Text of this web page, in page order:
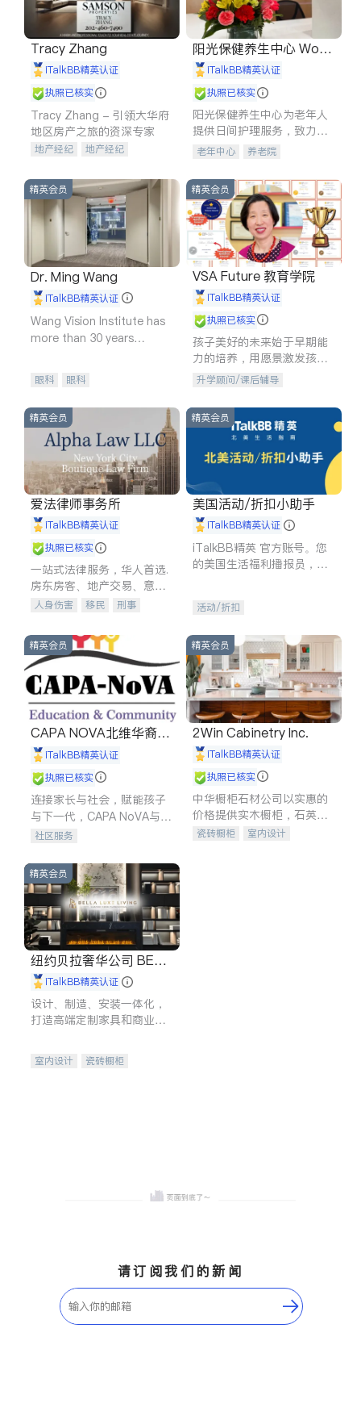
Tracy Zhang
iTalkBB精英认证
执照已核实
Tracy Zhang - 引领大华府
地区房产之旅的资深专家
地产经纪
地产经纪
商铺租售
开发商建商
阳光保健养生中心 World
shine
iTalkBB精英认证
执照已核实
阳光保健养生中心为老年人
提供日间护理服务，致力于
通过持续的护理创新来有效
老年中心 养老院
精英会员
Dr. Ming Wang
iTalkBB精英认证
Wang Vision Institute has
more than 30 years
眼科 眼科
精英会员
VSA Future 教育学院
iTalkBB精英认证
执照已核实
孩子美好的未来始于早期能
力的培养，用愿景激发孩子
的学习潜力和动力。理念：
拥有成长型心态是成功的基
石。
升学顾问/课后辅导
精英会员
爱法律师事务所
iTalkBB精英认证
执照已核实
一站式法律服务，华人首选.
房东房客、地产交易、意外
伤害、车祸重伤、商业诉
建筑合同、刑事案件全包办
人身伤害 移民
刑事
信托/遗嘱
商业
索赔
律师-其它 保释
精英会员
美国活动/折扣小助手
iTalkBB精英认证
iTalkBB精英 官方账号。您
的美国生活福利播报员，精
专属福利。
活动/折扣
精英会员
CAPA NOVA北维华裔家
长会iTalkBB精英认证
执照已核实
连接家长与社会，赋能孩子
与下一代，CAPA NoVA与您
携手建设包容、公平、充满
社区服务
精英会员
2Win Cabinetry Inc.
iTalkBB精英认证
执照已核实
中华橱柜石材公司以实惠的
价格提供实木橱柜，石英石
台面，多种优质不锈钢水
瓷砖橱柜
室内设计
精英会员
纽约贝拉奢华公司 BELL
A LUXE
iTalkBB精英认证
设计、制造、安装一体化，
打造高端定制家具和商业空
室内设计
瓷砖橱柜
请订阅我们的新闻